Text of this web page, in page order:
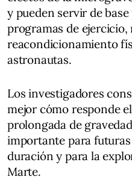
y pueden servir de
programas de
reacondicionamiento
astronautas.
Los investigadores
mejor cómo responde
prolongada de
importante para
duración y para la
Marte.